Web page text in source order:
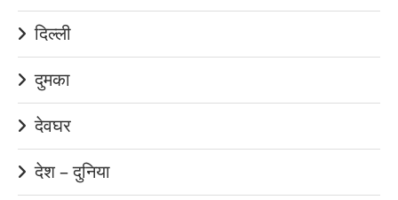
दिल्ली
दुमका
देवघर
देश – दुनिया